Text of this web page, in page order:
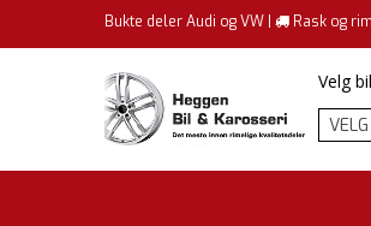
Bukte deler Audi og VW | Rask og
Velg
VELG